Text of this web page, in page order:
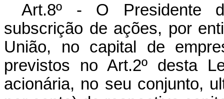
Art.8º - O Presidente
subscrição de ações, por
União, no capital de
previstos no Art.2º desta
acionária, no seu conjunto,